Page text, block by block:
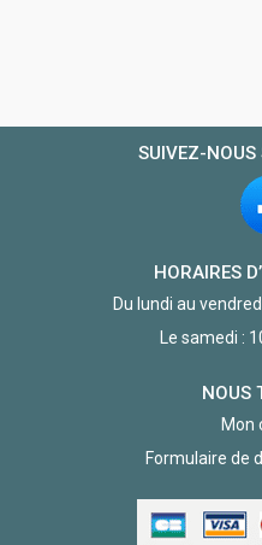
SUIVEZ-NOUS
HORAIRES
Du lundi au
Le samedi :
NOUS
Mon
Formulaire de